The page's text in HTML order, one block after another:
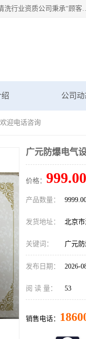
北京茗瀚企业管理咨询有限公司（18513065501.b2b168.com）空调制冷维修资质,油烟管道清洗资质,清洗行业资质公司秉承“顾
公司动
迎电话咨询
广元防爆电气
价格： 999.00
产品数量：
发货地址： 北京
关键词： 广元
发布日期： 2026-
阅 读 量： 53
销售电话：